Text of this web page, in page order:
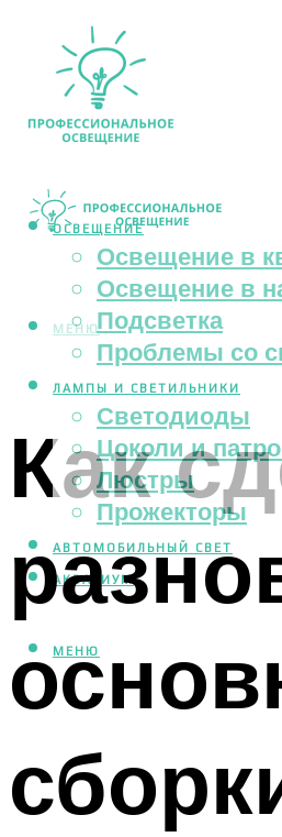
ОСВЕЩЕНИЕ
Освещение в
Освещение в
Подсветка
Проблемы со
ЛАМПЫ И СВЕТИЛЬНИКИ
Светодиоды
Цоколи и
Люстры
Прожекторы
АВТОМОБИЛЬНЫЙ СВЕТ
АКВАРИУМ
МЕНЮ
МЕНЮ
Как